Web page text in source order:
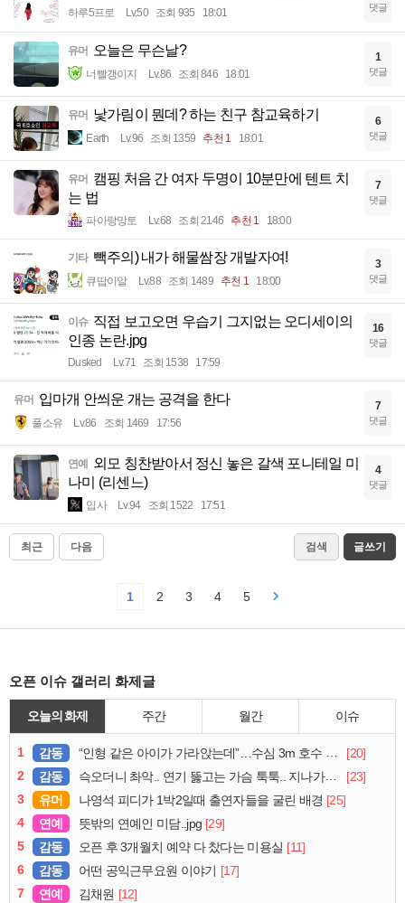
하루5프로 Lv.50 조회 935 18:01 댓글
유머 오늘은 무슨날?
너빨갱이지 Lv.86 조회 846 18:01
1
댓글
유머 낯가림이 뭔데? 하는 친구 참교육하기
Earth Lv.96 조회 1359 추천 1 18:01
6
댓글
유머 캠핑 처음 간 여자 두명이 10분만에 텐트 치
는 법
파아랑망토 Lv.68 조회 2146 추천 1 18:00
7
댓글
기타 빽주의) 내가 해물쌈장 개발자여!
큐땁이알 Lv.88 조회 1489 추천 1 18:00
3
댓글
이슈 직접 보고오면 우습기 그지없는 오디세이의
인종 논란.jpg
Dusked Lv.71 조회 1538 17:59
16
댓글
유머 입마개 안씌운 개는 공격을 한다
풀소유 Lv.86 조회 1469 17:56
7
댓글
연예 외모 칭찬받아서 정신 놓은 갈색 포니테일 미
나미 (리센느)
입사 Lv.94 조회 1522 17:51
4
댓글
최근 다음 검색 글쓰기
1 2 3 4 5
오픈 이슈 갤러리 화제글
오늘의 화제 주간 월간 이슈
1 감동 “인형 같은 아이가 가라앉는데”…수심 3m 호수 뛰어든 60대 의인
[20]
2
감동 슥오더니 촤악.. 연기 뚫고는 가슴 툭툭.. 지나가던 아재의 정체
[23]
3
유머 나영석 피디가 1박2일때 출연자들을 굴린 배경 [25]
4
연예 뜻밖의 연예인 미담..jpg [29]
5
감동 오픈 후 3개월치 예약 다 찼다는 미용실 [11]
6
감동 어떤 공익근무요원 이야기 [17]
7
연예 김채원 [12]